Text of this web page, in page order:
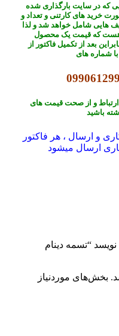
که در سایت بارگذاری شده
خرید های کارتنی و تعداد و
هایی شامل خواهد شد و لذا
هست که قیمت یک محصول
بعد از تکمیل فاکتور از
شماره های
و از صحت قیمت های
باشید
و ارسال ، هر فاکتور
“تسمه دینام
بخش‌های موردنیاز